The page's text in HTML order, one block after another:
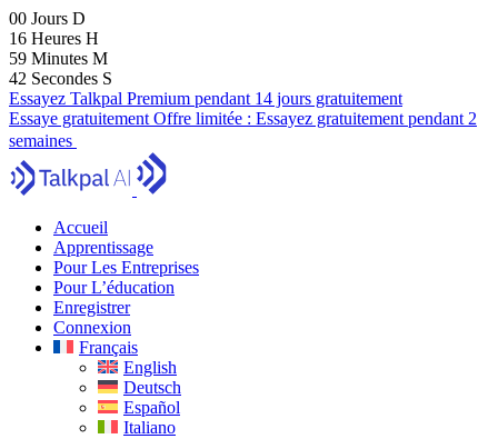
00 Jours D
16 Heures H
59 Minutes M
40 Secondes S
Essayez Talkpal Premium pendant 14 jours gratuitement
Essaye gratuitement Offre limitée : Essayez gratuitement pendant 2
semaines
Accueil
Apprentissage
Pour Les Entreprises
Pour L’éducation
Enregistrer
Connexion
Français
English
Deutsch
Español
Italiano